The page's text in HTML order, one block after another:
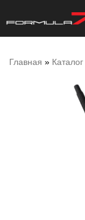
Главная » Каталог